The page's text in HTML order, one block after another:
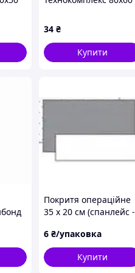
34 ₴
Купити
Покритя операційне
35 х 20 см (спанлейс -
6 ₴/упаковка
Купити